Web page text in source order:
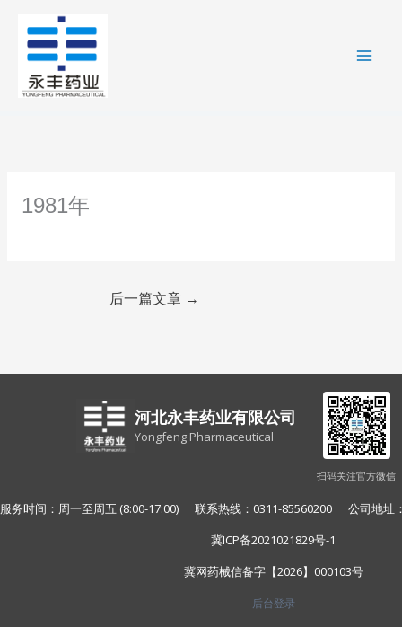
1981年
后一篇文章 →
河北永丰药业有限公司
Yongfeng Pharmaceutical
扫码关注官方微信
服务时间：周一至周五 (8:00-17:00) 联系热线：0311-85560200 公司地址
冀ICP备2021021829号-1
冀网药械信备字【2026】000103号
后台登录